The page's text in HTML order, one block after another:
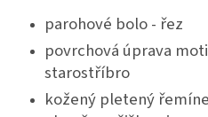
parohové bolo - řez
povrchová úprava
starostříbro
kožený pletený